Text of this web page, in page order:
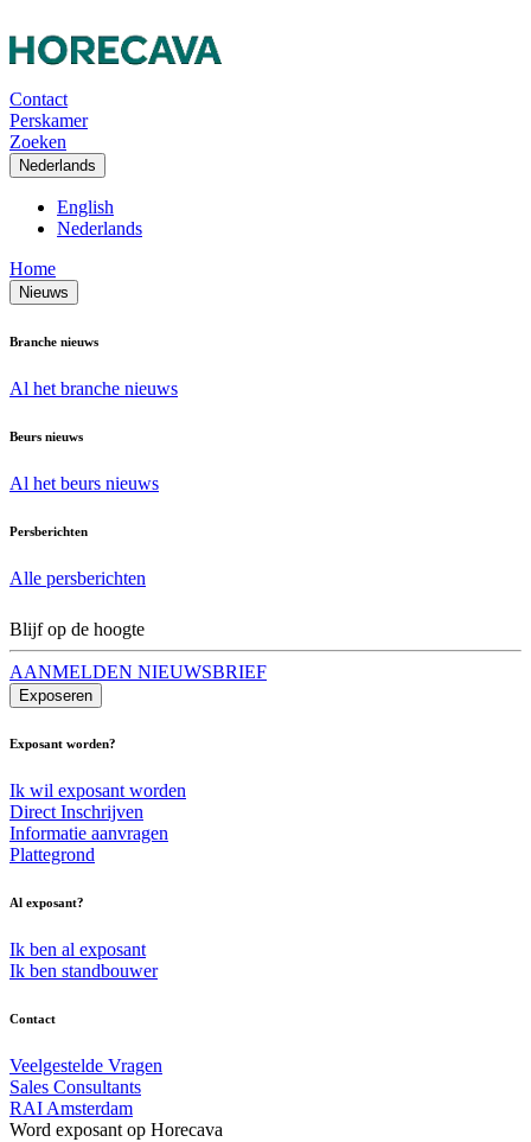
Contact
Perskamer
Zoeken
Nederlands
English
Nederlands
Home
Nieuws
Branche nieuws
Al het branche nieuws
Beurs nieuws
Al het beurs nieuws
Persberichten
Alle persberichten
Blijf op de hoogte
AANMELDEN NIEUWSBRIEF
Exposeren
Exposant worden?
Ik wil exposant worden
Direct Inschrijven
Informatie aanvragen
Plattegrond
Al exposant?
Ik ben al exposant
Ik ben standbouwer
Contact
Veelgestelde Vragen
Sales Consultants
RAI Amsterdam
Word exposant op Horecava